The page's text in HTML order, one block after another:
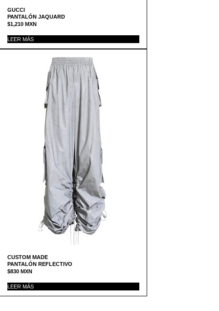
GUCCI
PANTALÓN JAQUARD
$1,210 MXN
LEER MÁS
CUSTOM MADE
PANTALÓN REFLECTIVO
$830 MXN
LEER MÁS